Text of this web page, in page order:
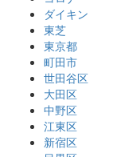
ダイキン
東芝
東京都
町田市
世田谷区
大田区
中野区
江東区
新宿区